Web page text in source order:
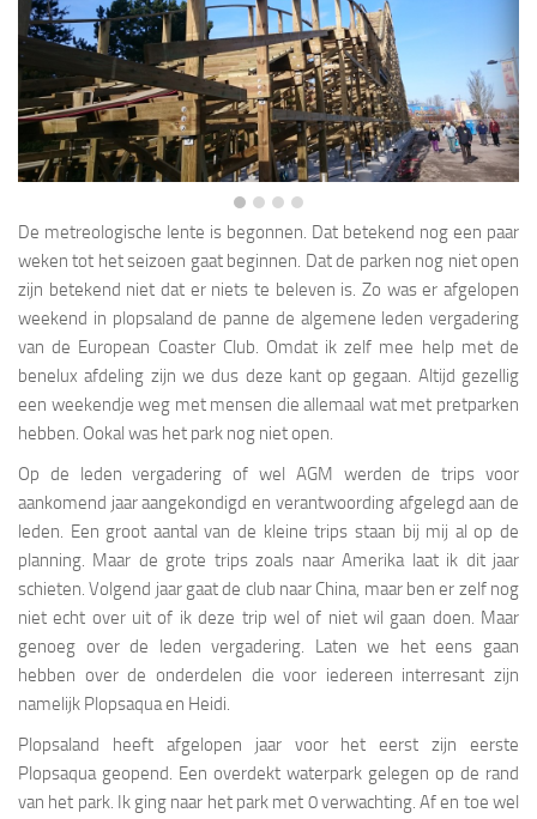
De metreologische lente is begonnen. Dat betekend nog een paar
weken tot het seizoen gaat beginnen. Dat de parken nog niet open
zijn betekend niet dat er niets te beleven is. Zo was er afgelopen
weekend in plopsaland de panne de algemene leden vergadering
van de European Coaster Club. Omdat ik zelf mee help met de
benelux afdeling zijn we dus deze kant op gegaan. Altijd gezellig
een weekendje weg met mensen die allemaal wat met pretparken
hebben. Ookal was het park nog niet open.
Op de leden vergadering of wel AGM werden de trips voor
aankomend jaar aangekondigd en verantwoording afgelegd aan de
leden. Een groot aantal van de kleine trips staan bij mij al op de
planning. Maar de grote trips zoals naar Amerika laat ik dit jaar
schieten. Volgend jaar gaat de club naar China, maar ben er zelf nog
niet echt over uit of ik deze trip wel of niet wil gaan doen. Maar
genoeg over de leden vergadering. Laten we het eens gaan
hebben over de onderdelen die voor iedereen interresant zijn
namelijk Plopsaqua en Heidi.
Plopsaland heeft afgelopen jaar voor het eerst zijn eerste
Plopsaqua geopend. Een overdekt waterpark gelegen op de rand
van het park. Ik ging naar het park met 0 verwachting. Af en toe wel